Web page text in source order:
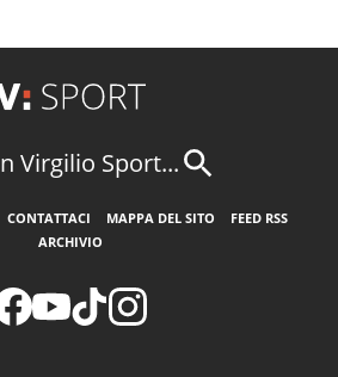
Virgilio Sport...
CONTATTACI MAPPA DEL SITO
FEED RSS
ARCHIVIO